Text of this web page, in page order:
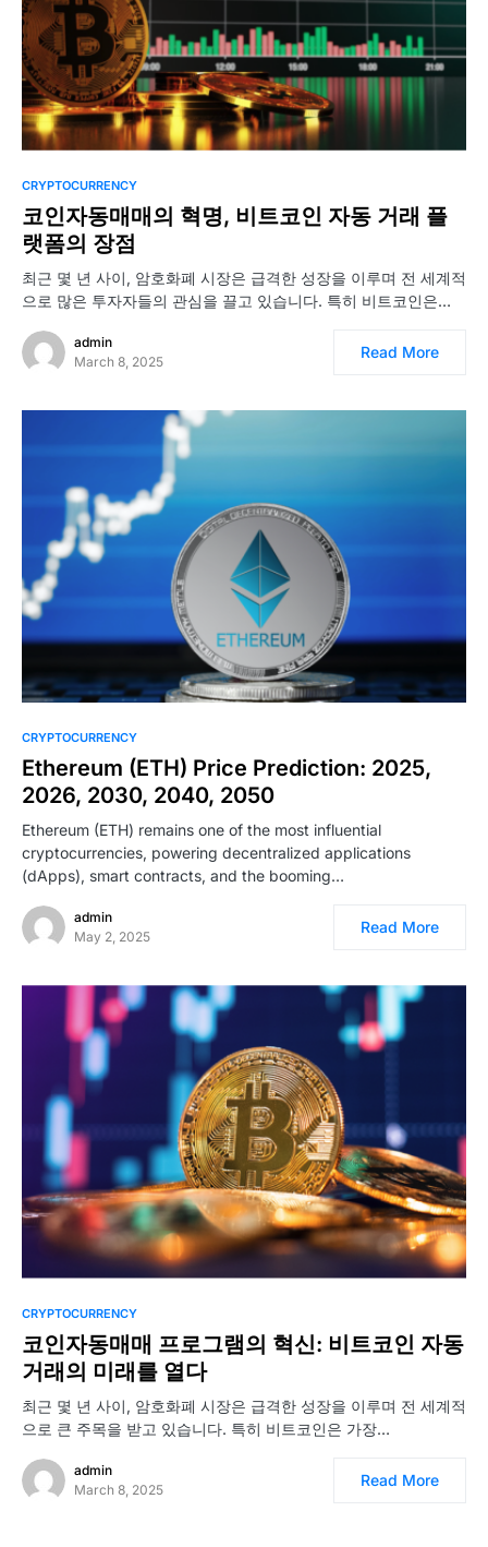
CRYPTOCURRENCY
코인자동매매의 혁명, 비트코인 자동 거래 플
랫폼의 장점
최근 몇 년 사이, 암호화폐 시장은 급격한 성장을 이루며 전 세계적
으로 많은 투자자들의 관심을 끌고 있습니다. 특히 비트코인은…
admin
March 8, 2025
Read More
CRYPTOCURRENCY
Ethereum (ETH) Price Prediction: 2025,
2026, 2030, 2040, 2050
Ethereum (ETH) remains one of the most influential
cryptocurrencies, powering decentralized applications
(dApps), smart contracts, and the booming…
admin
May 2, 2025
Read More
CRYPTOCURRENCY
코인자동매매 프로그램의 혁신: 비트코인 자동
거래의 미래를 열다
최근 몇 년 사이, 암호화폐 시장은 급격한 성장을 이루며 전 세계적
으로 큰 주목을 받고 있습니다. 특히 비트코인은 가장…
admin
March 8, 2025
Read More